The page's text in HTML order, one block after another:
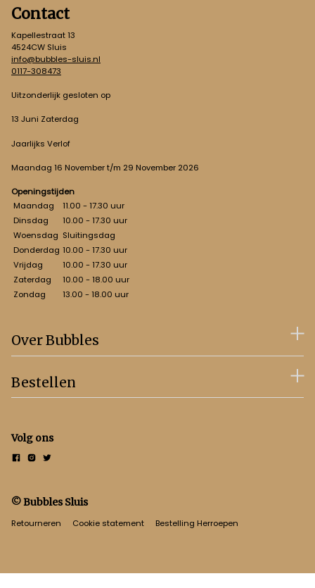
Contact
Kapellestraat 13
4524CW Sluis
info@bubbles-sluis.nl
0117-308473
Uitzonderlijk gesloten op
13 Juni Zaterdag
Jaarlijks Verlof
Maandag 16 November t/m 29 November 2026
Openingstijden
Maandag
11.00 - 17.30 uur
Dinsdag
10.00 - 17.30 uur
Woensdag Sluitingsdag
Donderdag 10.00 - 17.30 uur
Vrijdag
10.00 - 17.30 uur
Zaterdag
10.00 - 18.00 uur
Zondag
13.00 - 18.00 uur
Over Bubbles
Bestellen
Volg ons
© Bubbles Sluis
Retourneren Cookie statement Bestelling Herroepen